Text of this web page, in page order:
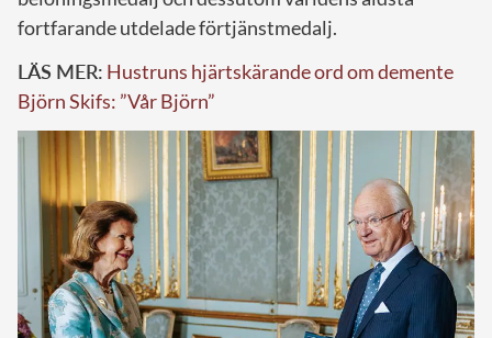
fortfarande utdelade förtjänstmedalj.
LÄS MER: Hustruns hjärtskärande ord om demente
Björn Skifs: ”Vår Björn”